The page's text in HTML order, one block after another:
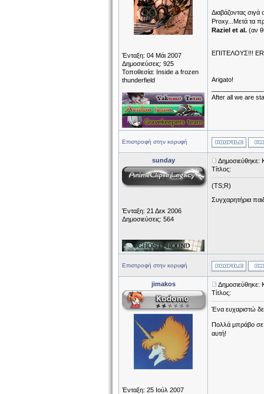
Ένταξη: 04 Μάι 2007
Δημοσιεύσεις: 925
Τοποθεσία: Inside a frozen
thunderfield
Διαβάζοντας
Proxy...Μετά τα
Raziel et al. (αν
ΕΠΙΤΕΛΟΥΣ!!!
Arigato!
After all we are
Επιστροφή στην κορυφή
sunday
Ένταξη: 21 Δεκ 2006
Δημοσιεύσεις: 564
Δημοσιεύθηκε:
Τίτλος:
(TS;R)
Συγχαρητήρια
Επιστροφή στην κορυφή
jimakos
Ένταξη: 25 Ιούλ 2007
Δημοσιεύθηκε:
Τίτλος:
Ένα ευχαριστώ
Πολλά μπράβο
αυτή!